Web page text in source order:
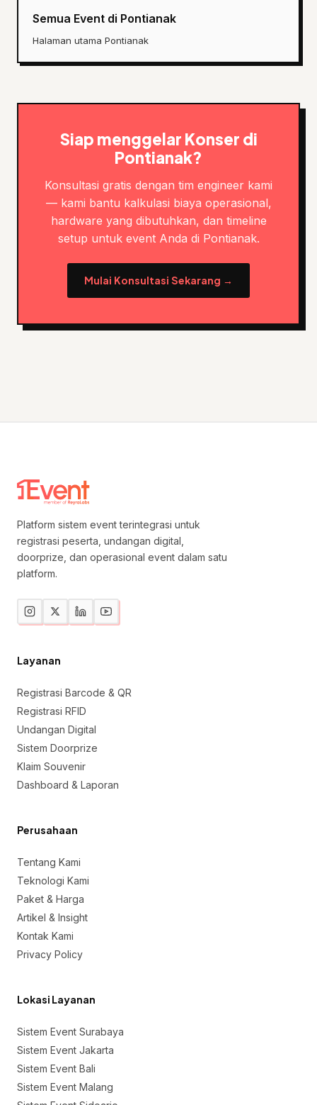
Semua Event di Pontianak
Halaman utama Pontianak
Siap menggelar Konser di
Pontianak?
Konsultasi gratis dengan tim engineer kami
— kami bantu kalkulasi biaya operasional,
hardware yang dibutuhkan, dan timeline
setup untuk event Anda di Pontianak.
Mulai Konsultasi Sekarang →
Platform sistem event terintegrasi untuk
registrasi peserta, undangan digital,
doorprize, dan operasional event dalam satu
platform.
Layanan
Registrasi Barcode & QR
Registrasi RFID
Undangan Digital
Sistem Doorprize
Klaim Souvenir
Dashboard & Laporan
Perusahaan
Tentang Kami
Teknologi Kami
Paket & Harga
Artikel & Insight
Kontak Kami
Privacy Policy
Lokasi Layanan
Sistem Event Surabaya
Sistem Event Jakarta
Sistem Event Bali
Sistem Event Malang